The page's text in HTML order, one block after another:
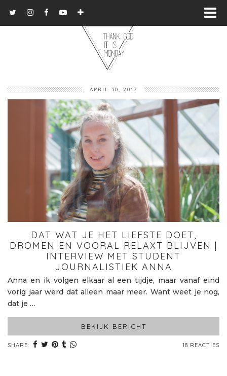
APRIL 30, 2017
DAT WAT JE HET LIEFSTE DOET,
DROMEN EN VOORAL RELAXT BLIJVEN |
INTERVIEW MET STUDENT
JOURNALISTIEK ANNA
Anna en ik volgen elkaar al een tijdje, maar vanaf eind
vorig jaar werd dat alleen maar meer. Want weet je nog,
dat je …
BEKIJK BERICHT
SHARE: 18 REACTIES